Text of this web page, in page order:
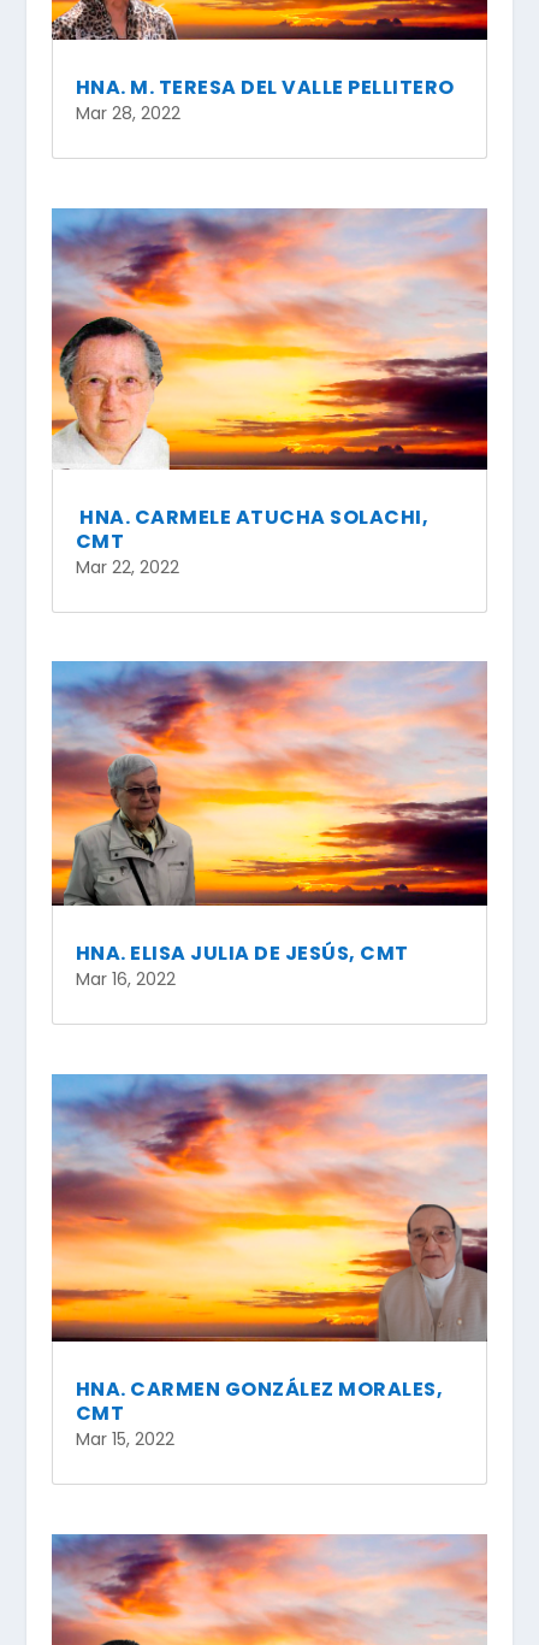
HNA. M. TERESA DEL VALLE PELLITERO
Mar 28, 2022
HNA. CARMELE ATUCHA SOLACHI,
CMT
Mar 22, 2022
HNA. ELISA JULIA DE JESÚS, CMT
Mar 16, 2022
HNA. CARMEN GONZÁLEZ MORALES,
CMT
Mar 15, 2022